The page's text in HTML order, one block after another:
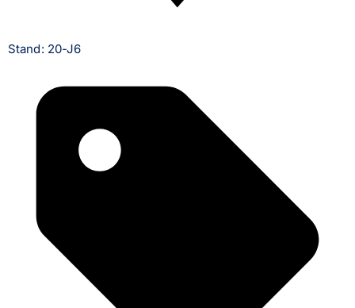
Stand: 20-J6